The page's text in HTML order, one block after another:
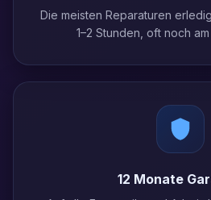
Die meisten Reparaturen
1–2 Stunden, oft noch
12 Monate